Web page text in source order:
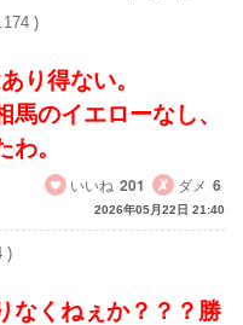
)
り得ない。
のイエローなし、
。
いいね 201 ダメ 6
2026年05月22日 21:40
)
なくねぇか？？？勝